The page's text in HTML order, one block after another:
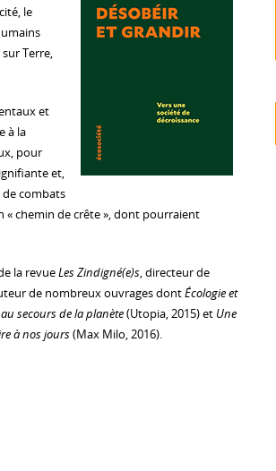
le
Terre,
et
à la
pour
et,
combats
« chemin de crête », dont pourraient
la revueLes Zindigné(e)s, directeur de
de nombreux ouvrages dontÉcologie et
secours de la planète(Utopia, 2015) et Une
à nos jours(Max Milo, 2016).